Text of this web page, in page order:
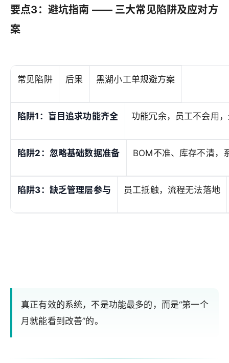
要点3：避坑指南 —— 三大常见陷阱及应对方
案
常见陷阱 后果 黑湖小工单规避方案
陷阱1：盲目追求功能齐全 功能冗余，员工不会用
陷阱2：忽略基础数据准备 BOM不准、库存不清，
陷阱3：缺乏管理层参与 员工抵触，流程无法落地
真正有效的系统，不是功能最多的，而是“第一个
月就能看到改善”的。